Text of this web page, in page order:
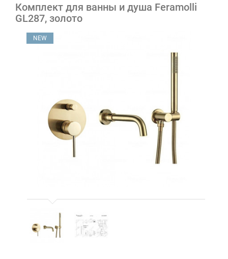
Комплект для ванны и душа Feramolli
GL287, золото
NEW